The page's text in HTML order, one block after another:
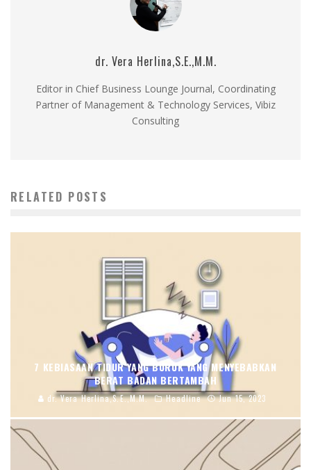
dr. Vera Herlina,S.E.,M.M.
Editor in Chief Business Lounge Journal, Coordinating
Partner of Management & Technology Services, Vibiz
Consulting
RELATED POSTS
7 KEBIASAAN TIDUR YANG BURUK YANG MENYEBABKAN
BERAT BADAN BERTAMBAH
dr. Vera Herlina,S.E.,M.M. Headline Jun 15, 2023